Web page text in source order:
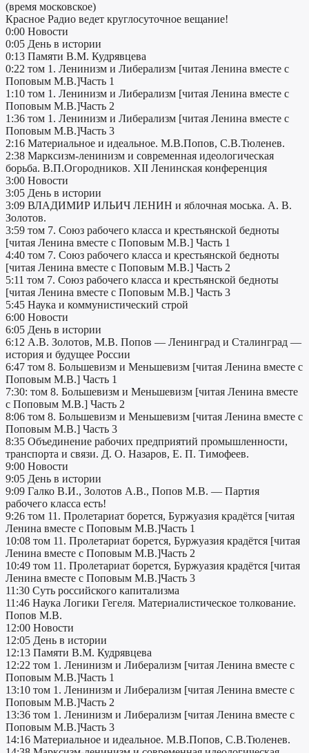
(время московское)
Красное Радио ведет круглосуточное вещание!
0:00 Новости
0:05 День в истории
0:13 Памяти В.М. Кудрявцева
0:22 том 1. Ленинизм и Либерализм [читая Ленина вместе с
Поповым М.В.]Часть 1
1:10 том 1. Ленинизм и Либерализм [читая Ленина вместе с
Поповым М.В.]Часть 2
1:36 том 1. Ленинизм и Либерализм [читая Ленина вместе с
Поповым М.В.]Часть 3
2:16 Материальное и идеальное. М.В.Попов, С.В.Тюленев.
2:38 Марксизм-ленинизм и современная идеологическая
борьба. В.П.Огородников. XII Ленинская конференция
3:00 Новости
3:05 День в истории
3:09 ВЛАДИМИР ИЛЬИЧ ЛЕНИН и яблочная моська. А. В.
Золотов.
3:59 том 7. Союз рабочего класса и крестьянской бедноты
[читая Ленина вместе с Поповым М.В.] Часть 1
4:40 том 7. Союз рабочего класса и крестьянской бедноты
[читая Ленина вместе с Поповым М.В.] Часть 2
5:11 том 7. Союз рабочего класса и крестьянской бедноты
[читая Ленина вместе с Поповым М.В.] Часть 3
5:45 Наука и коммунистический строй
6:00 Новости
6:05 День в истории
6:12 А.В. Золотов, М.В. Попов — Ленинград и Сталинград —
история и будущее России
6:47 том 8. Большевизм и Меньшевизм [читая Ленина вместе с
Поповым М.В.] Часть 1
7:30: том 8. Большевизм и Меньшевизм [читая Ленина вместе
с Поповым М.В.] Часть 2
8:06 том 8. Большевизм и Меньшевизм [читая Ленина вместе с
Поповым М.В.] Часть 3
8:35 Объединение рабочих предприятий промышленности,
транспорта и связи. Д. О. Назаров, Е. П. Тимофеев.
9:00 Новости
9:05 День в истории
9:09 Галко В.И., Золотов А.В., Попов М.В. — Партия
рабочего класса есть!
9:26 том 11. Пролетариат борется, Буржуазия крадётся [читая
Ленина вместе с Поповым М.В.]Часть 1
10:08 том 11. Пролетариат борется, Буржуазия крадётся [читая
Ленина вместе с Поповым М.В.]Часть 2
10:49 том 11. Пролетариат борется, Буржуазия крадётся [читая
Ленина вместе с Поповым М.В.]Часть 3
11:30 Суть российского капитализма
11:46 Наука Логики Гегеля. Материалистическое толкование.
Попов М.В.
12:00 Новости
12:05 День в истории
12:13 Памяти В.М. Кудрявцева
12:22 том 1. Ленинизм и Либерализм [читая Ленина вместе с
Поповым М.В.]Часть 1
13:10 том 1. Ленинизм и Либерализм [читая Ленина вместе с
Поповым М.В.]Часть 2
13:36 том 1. Ленинизм и Либерализм [читая Ленина вместе с
Поповым М.В.]Часть 3
14:16 Материальное и идеальное. М.В.Попов, С.В.Тюленев.